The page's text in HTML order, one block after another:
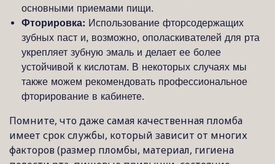
основными приемами пищи.
Фторировка: Использование фторсодержащих
зубных паст и, возможно, ополаскивателей для рта
укрепляет зубную эмаль и делает ее более
устойчивой к кислотам. В некоторых случаях мы
также можем рекомендовать профессиональное
фторирование в кабинете.
Помните, что даже самая качественная пломба
имеет срок службы, который зависит от многих
факторов (размер пломбы, материал, гигиена